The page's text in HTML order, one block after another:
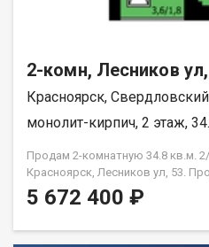
2-комн, Лесников
Красноярск,
монолит-кирпич, 2 этаж,
Продам 2-комнатную 34.8 кв.м.
Красноярск, Лесников ул, 53.
ЗАСТРОЙЩИКА
5 672 400 ₽